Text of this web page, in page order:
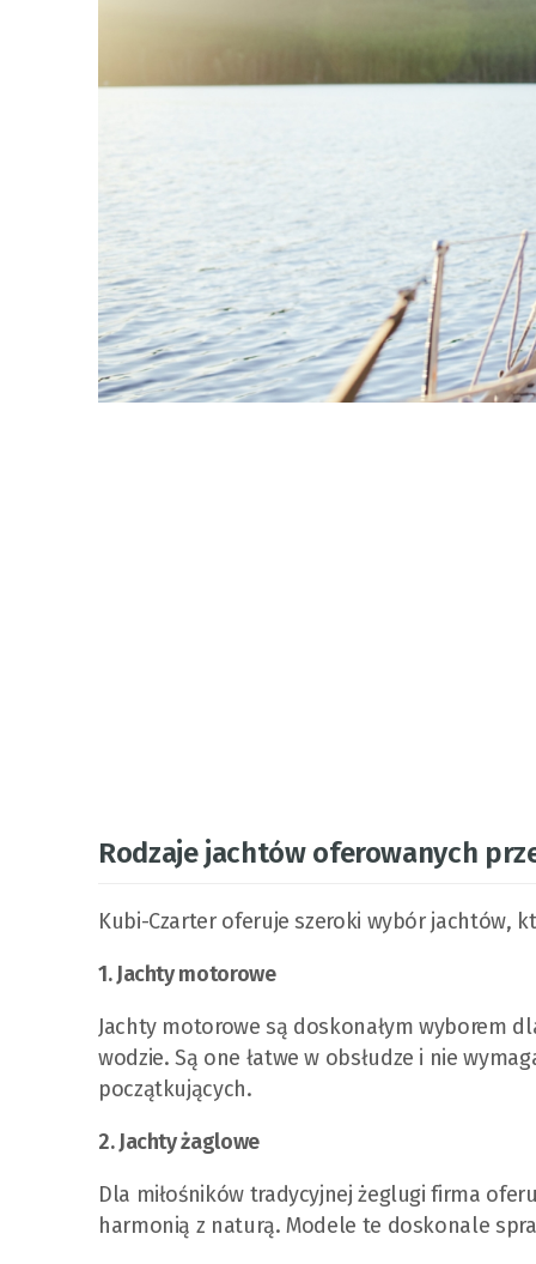
Rodzaje jachtów oferowanych
Kubi-Czarter oferuje szeroki wybór jachtów,
1. Jachty motorowe
Jachty motorowe są doskonałym wyborem
wodzie. Są one łatwe w obsłudze i nie
początkujących.
2. Jachty żaglowe
Dla miłośników tradycyjnej żeglugi firma
harmonią z naturą. Modele te doskonale